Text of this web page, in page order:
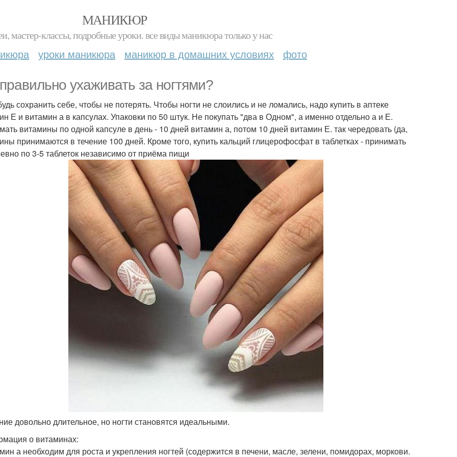
МАНИКЮР
мастер-классы, подробные уроки. все виды маникюра только у нас
уроки маникюра маникюр в домашних условиях фото
ухаживать за ногтями?
сохранить себе, чтобы не потерять. Чтобы ногти не слоились и не ломались, надо купить в аптеке
Е и витамин а в капсулах. Упаковки по 50 штук. Не покупать "два в Одном", а именно отдельно а и Е.
витамины по одной капсуле в день - 10 дней витамин а, потом 10 дней витамин Е. так чередовать (да,
принимаются в течение 100 дней. Кроме того, купить кальций глицерофосфат в таблетках - принимать
по 3-5 таблеток независимо от приёма пищи
довольно длительное, но ногти становятся идеальными.
о витаминах:
а необходим для роста и укрепления ногтей (содержится в печени, масле, зелени, помидорах, моркови.